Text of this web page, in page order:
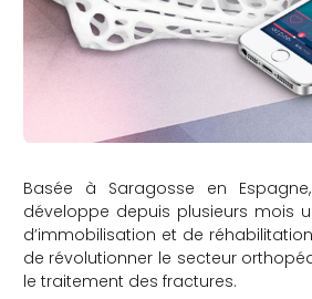
Basée à Saragosse en
développe depuis plusieurs mois
d’immobilisation et de
de révolutionner le secteur
le traitement des fractures.